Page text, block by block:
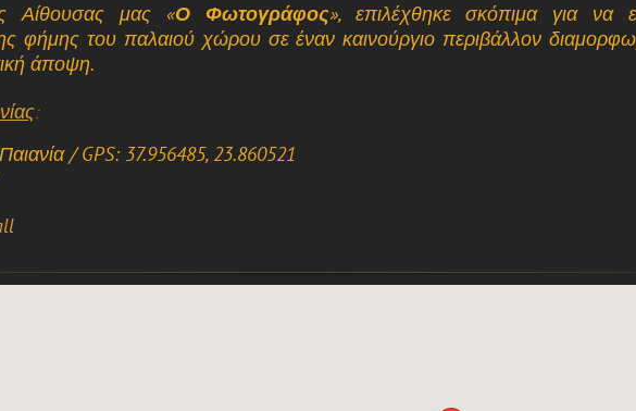
Αίθουσας μας «Ο Φωτογράφος», επιλέχθηκε σκόπιμα για να
φήμης του παλαιού χώρου σε έναν καινούργιο περιβάλλον
άποψη.
:
/ GPS: 37.956485, 23.860521